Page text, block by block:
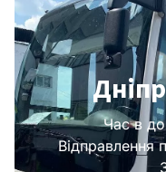
Час в
Відправлення